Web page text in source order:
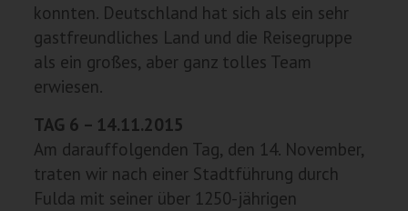
konnten. Deutschland hat sich als ein sehr
gastfreundliches Land und die Reisegruppe
als ein großes, aber ganz tolles Team
erwiesen.
TAG 6 – 14.11.2015
Am darauffolgenden Tag, den 14. November,
traten wir nach einer Stadtführung durch
Fulda mit seiner über 1250-jährigen